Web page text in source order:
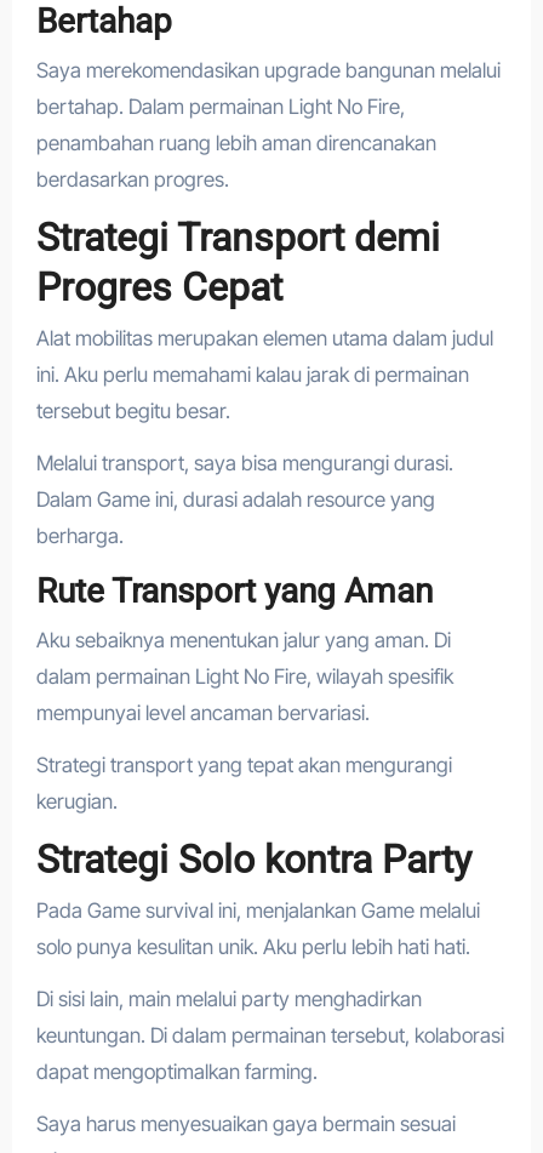
Bertahap
Saya merekomendasikan upgrade bangunan melalui
bertahap. Dalam permainan Light No Fire,
penambahan ruang lebih aman direncanakan
berdasarkan progres.
Strategi Transport demi
Progres Cepat
Alat mobilitas merupakan elemen utama dalam judul
ini. Aku perlu memahami kalau jarak di permainan
tersebut begitu besar.
Melalui transport, saya bisa mengurangi durasi.
Dalam Game ini, durasi adalah resource yang
berharga.
Rute Transport yang Aman
Aku sebaiknya menentukan jalur yang aman. Di
dalam permainan Light No Fire, wilayah spesifik
mempunyai level ancaman bervariasi.
Strategi transport yang tepat akan mengurangi
kerugian.
Strategi Solo kontra Party
Pada Game survival ini, menjalankan Game melalui
solo punya kesulitan unik. Aku perlu lebih hati hati.
Di sisi lain, main melalui party menghadirkan
keuntungan. Di dalam permainan tersebut, kolaborasi
dapat mengoptimalkan farming.
Saya harus menyesuaikan gaya bermain sesuai